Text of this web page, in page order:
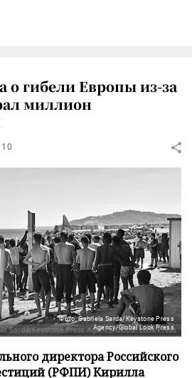
о гибели Европы из-за
миллион
10
Фото: Gabriela Sarda/Keystone Press
Agency/Global Look Press
директора Российского
(РФПИ) Кирилла